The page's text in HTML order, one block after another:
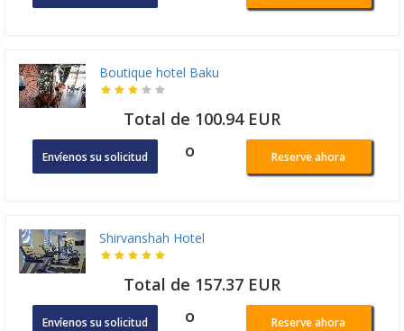
Boutique hotel Baku
Total de 100.94 EUR
Envíenos su solicitud o Reserve ahora
Shirvanshah Hotel
Total de 157.37 EUR
Envíenos su solicitud o Reserve ahora